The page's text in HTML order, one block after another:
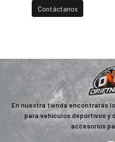
Contáctanos
En nuestra tienda encontrarás
para vehículos deportivos y
accesorios